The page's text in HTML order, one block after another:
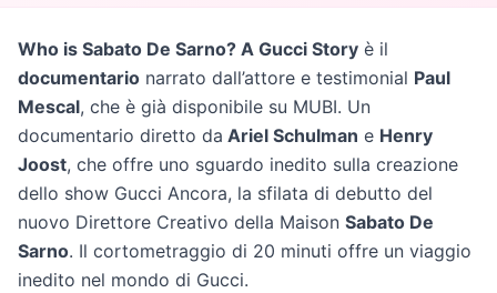
Who is Sabato De Sarno? A Gucci Story è il
documentario narrato dall’attore e testimonial Paul
Mescal, che è già disponibile su MUBI. Un
documentario diretto da Ariel Schulman e Henry
Joost, che offre uno sguardo inedito sulla creazione
dello show Gucci Ancora, la sfilata di debutto del
nuovo Direttore Creativo della Maison Sabato De
Sarno. Il cortometraggio di 20 minuti offre un viaggio
inedito nel mondo di Gucci.